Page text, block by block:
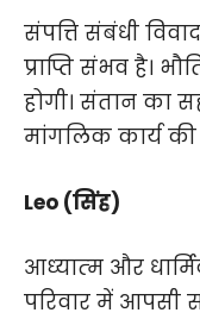
संपत्ति संबंधी
प्राप्ति संभव है।
होगी। संतान का
मांगलिक कार्य की
Leo (सिंह)
आध्‍यात्‍म और
परिवार में आपसी